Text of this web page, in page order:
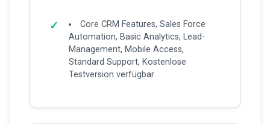
Core CRM Features, Sales Force
Automation, Basic Analytics, Lead-
Management, Mobile Access,
Standard Support, Kostenlose
Testversion verfügbar